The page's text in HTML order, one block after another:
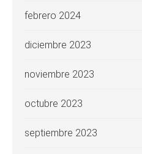
febrero 2024
diciembre 2023
noviembre 2023
octubre 2023
septiembre 2023